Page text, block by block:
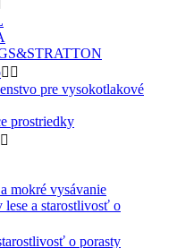
 
pre vysokotlakové
prostriedky

mokré vysávanie
lese a starostlivosť o
o porasty